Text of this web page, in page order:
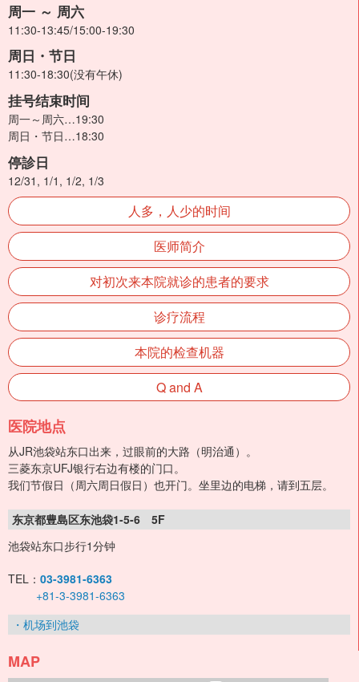
周一 ～ 周六
11:30-13:45/15:00-19:30
周日・节日
11:30-18:30(没有午休)
挂号结束时间
周一～周六…19:30
周日・节日…18:30
停診日
12/31, 1/1, 1/2, 1/3
人多，人少的时间
医师简介
对初次来本院就诊的患者的要求
诊疗流程
本院的检查机器
Q and A
医院地点
从JR池袋站东口出来，过眼前的大路（明治通）。
三菱东京UFJ银行右边有楼的门口。
我们节假日（周六周日假日）也开门。坐里边的电梯，请到五层。
东京都豊島区东池袋1-5-6 5F
池袋站东口步行1分钟
TEL： 03-3981-6363
+81-3-3981-6363
・机场到池袋
MAP